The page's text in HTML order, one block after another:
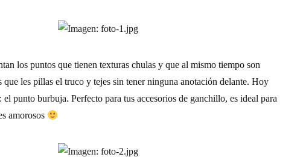
los puntos que tienen texturas chulas y que al mismo tiempo son
que les pillas el truco y tejes sin tener ninguna anotación delante. Hoy
el punto burbuja. Perfecto para tus accesorios de ganchillo, es ideal para
amorosos